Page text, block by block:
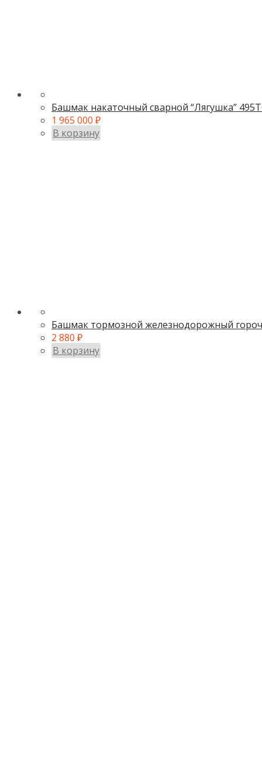
Башмак накаточный сварной “Лягушка”
1 965 000 ₽
В корзину
Башмак тормозной железнодорожный
2 880 ₽
В корзину